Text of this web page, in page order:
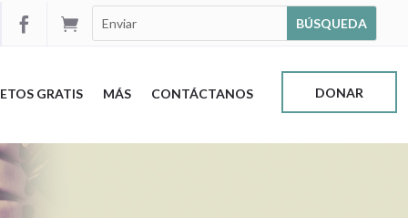


GRATIS MÁS CONTÁCTANOS DONAR